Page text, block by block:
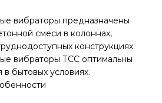
вибраторы предназначены
смеси в колоннах,
конструкциях.
вибраторы ТСС оптимальны
в бытовых условиях.